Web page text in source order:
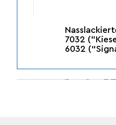
7032
6032